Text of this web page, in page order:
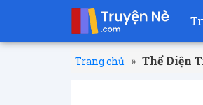
Trang chủ » Thể Diện